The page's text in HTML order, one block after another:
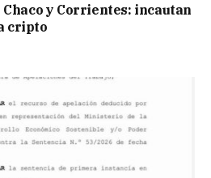
y Corrientes: incautan
cripto